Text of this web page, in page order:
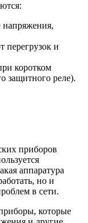
напряжения,
перегрузок и
коротком
защитного реле).
приборов
аппаратура
но и
в сети.
которые